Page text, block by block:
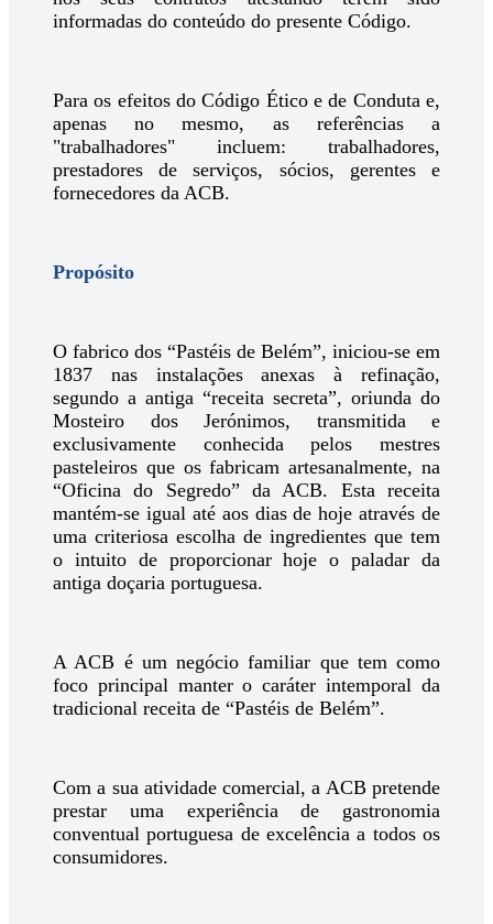
informadas do conteúdo do presente Código.
Para os efeitos do Código Ético e de Conduta e,
apenas no mesmo, as referências a
"trabalhadores" incluem: trabalhadores,
prestadores de serviços, sócios, gerentes e
fornecedores da ACB.
Propósito
O fabrico dos “Pastéis de Belém”, iniciou-se em
1837 nas instalações anexas à refinação,
segundo a antiga “receita secreta”, oriunda do
Mosteiro dos Jerónimos, transmitida e
exclusivamente conhecida pelos mestres
pasteleiros que os fabricam artesanalmente, na
“Oficina do Segredo” da ACB. Esta receita
mantém-se igual até aos dias de hoje através de
uma criteriosa escolha de ingredientes que tem
o intuito de proporcionar hoje o paladar da
antiga doçaria portuguesa.
A ACB é um negócio familiar que tem como
foco principal manter o caráter intemporal da
tradicional receita de “Pastéis de Belém”.
Com a sua atividade comercial, a ACB pretende
prestar uma experiência de gastronomia
conventual portuguesa de excelência a todos os
consumidores.